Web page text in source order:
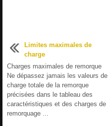
Limites maximales de
charge
Charges maximales de remorque
Ne dépassez jamais les valeurs de
charge totale de la remorque
précisées dans le tableau des
caractéristiques et des charges de
remorquage ...